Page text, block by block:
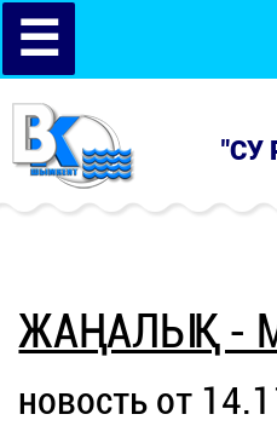
☰
"СУ
ЖАҢАЛЫҚ -
новость от